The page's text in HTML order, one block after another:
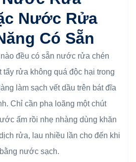
Nước Rửa
Có Sẵn
đều có sẵn nước rửa chén
tẩy rửa không quá độc hại trong
làm sạch vết dầu trên bát đĩa
Chỉ cần pha loãng một chút
ấm rồi nhẹ nhàng dùng khăn
rửa, lau nhiều lần cho đến khi
nước sạch.